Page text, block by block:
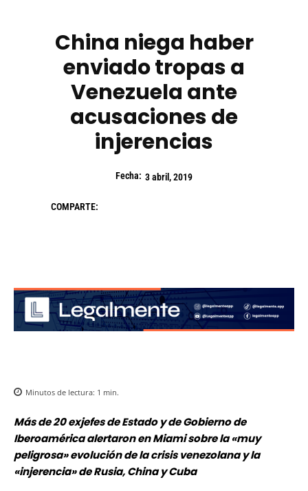
China niega haber
enviado tropas a
Venezuela ante
acusaciones de
injerencias
Fecha: 3 abril, 2019
COMPARTE:
Minutos de lectura: 1 min.
Más de 20 exjefes de Estado y de Gobierno de
Iberoamérica alertaron en Miami sobre la «muy
peligrosa» evolución de la crisis venezolana y la
«injerencia» de Rusia, China y Cuba